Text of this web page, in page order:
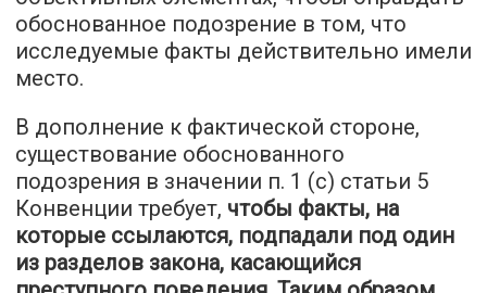
обоснованное подозрение в том, что
исследуемые факты действительно имели
место.
В дополнение к фактической стороне,
существование обоснованного
подозрения в значении п. 1 (c) статьи 5
Конвенции требует, чтобы факты, на
которые ссылаются, подпадали под один
из разделов закона, касающийся